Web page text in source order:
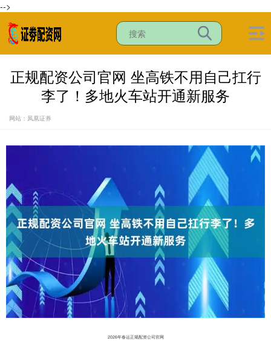
-->
正规配资公司官网 坐高铁不用自己扛行
李了！多地火车站开通新服务
网站：凤凰证券
2026年春运正规配资公司官网